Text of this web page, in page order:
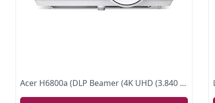
Acer H6800a (DLP Beamer (4K UHD (3.840 x 2.160 Pixel) 3.600 Lumen 10.000:1 Kontrast, 3D, Keystone, 1x 10 Watt Lautsprecher, HDMI (HDCP), Audio Anschluss) Home Cinema